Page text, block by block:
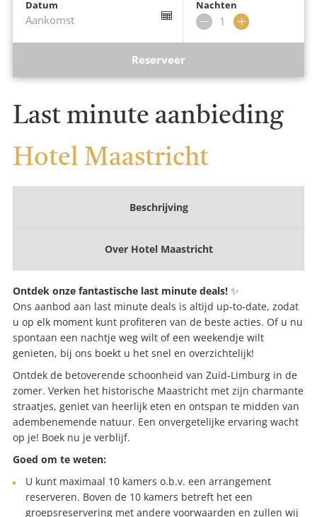
Datum
Aankomst
Nachten
VerwijderVoeg
toe
Reserveer
Last minute aanbieding
Hotel Maastricht
Beschrijving
Over Hotel Maastricht
Ontdek onze fantastische last minute deals! ✨
Ons aanbod aan last minute deals is altijd up-to-date, zodat
u op elk moment kunt profiteren van de beste acties. Of u nu
spontaan een nachtje weg wilt of een weekendje wilt
genieten, bij ons boekt u het snel en overzichtelijk!
Ontdek de betoverende schoonheid van Zuid-Limburg in de
zomer. Verken het historische Maastricht met zijn charmante
straatjes, geniet van heerlijk eten en ontspan te midden van
adembenemende natuur. Een onvergetelijke ervaring wacht
op je! Boek nu je verblijf.
Goed om te weten:
U kunt maximaal 10 kamers o.b.v. een arrangement
reserveren. Boven de 10 kamers betreft het een
groepsreservering met andere voorwaarden en zullen wij